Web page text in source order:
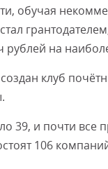
обучая
рублей на
клуб
39, и почти все
106